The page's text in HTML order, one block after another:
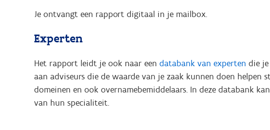
Je ontvangt een rapport digitaal in je mailbox.
Experten
Het rapport leidt je ook naar een databank van experten die
aan adviseurs die de waarde van je zaak kunnen doen helpen
domeinen en ook overnamebemiddelaars. In deze databank
van hun specialiteit.